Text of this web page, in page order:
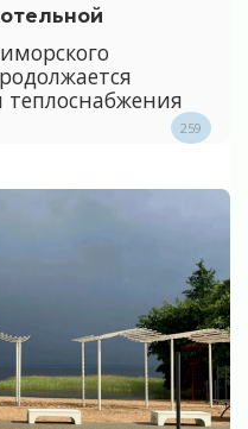
259